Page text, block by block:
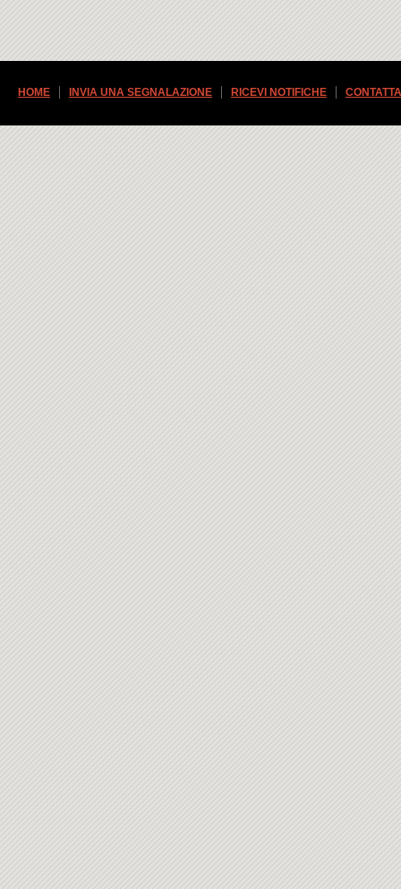
HOME INVIA UNA SEGNALAZIONE RICEVI NOTIFICHE